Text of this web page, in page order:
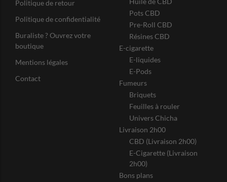
Politique de retour
Politique de confidentialité
Buraliste ? Ouvrez votre
boutique
Mentions légales
Contact
Pots CBD
Pre-Roll CBD
Résines CBD
E-cigarette
E-liquides
E-Pods
Fumeurs
Briquets
Feuilles à rouler
Univers Chicha
Livraison 2h00
CBD (Livraison 2h00)
E-Cigarette (Livraison
2h00)
Bons plans